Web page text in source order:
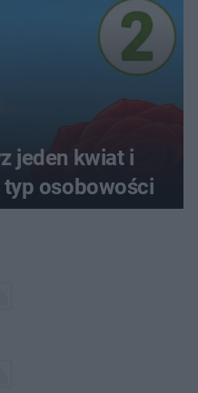
jeden kwiat i
osobowości